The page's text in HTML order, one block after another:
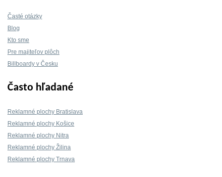
Časté otázky
Blog
Kto sme
Pre majiteľov plôch
Billboardy v Česku
Často hľadané
Reklamné plochy Bratislava
Reklamné plochy Košice
Reklamné plochy Nitra
Reklamné plochy Žilina
Reklamné plochy Trnava